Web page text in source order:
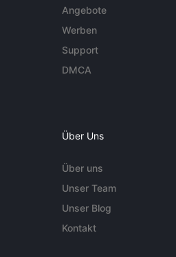
Angebote
Werben
Support
DMCA
Über Uns
Über uns
Unser Team
Unser Blog
Kontakt